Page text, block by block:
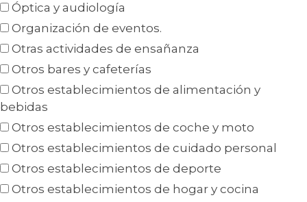
Óptica y audiología
Organización de eventos.
Otras actividades de ensañanza
Otros bares y cafeterías
Otros establecimientos de alimentación y
bebidas
Otros establecimientos de coche y moto
Otros establecimientos de cuidado personal
Otros establecimientos de deporte
Otros establecimientos de hogar y cocina